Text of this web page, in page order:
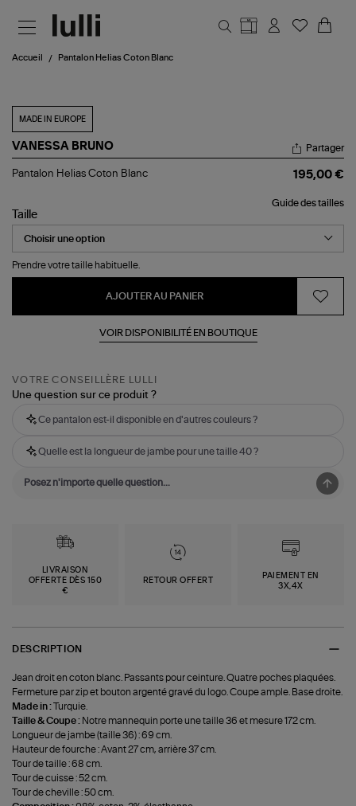
Accueil Pantalon Helias Coton Blanc
MADE IN EUROPE
VANESSA BRUNO
Pantalon
Blanc
Partager
Pantalon Helias Coton Blanc 195,00 €
Guide des tailles
Taille
Prendre votre taille habituelle.
AJOUTER AU PANIER
VOIR DISPONIBILITÉ EN BOUTIQUE
VOTRE CONSEILLÈRE LULLI
Une question sur ce produit ?
Ce pantalon est-il disponible en d'autres couleurs ?
Quelle est la longueur de jambe pour une taille 40 ?
LIVRAISON
OFFERTE DÈS 150
€
RETOUR OFFERT
PAIEMENT EN
3X,4X
DESCRIPTION
Jean droit en coton blanc. Passants pour ceinture. Quatre poches plaquées.
Fermeture par zip et bouton argenté gravé du logo. Coupe ample. Base droite.
Made in :
Turquie.
Taille & Coupe : Notre mannequin porte une taille 36 et mesure 172 cm.
Longueur de jambe (taille 36) : 69 cm.
Hauteur de fourche : Avant 27 cm, arrière 37 cm.
Tour de taille : 68 cm.
Tour de cuisse : 52 cm.
Tour de cheville : 50 cm.